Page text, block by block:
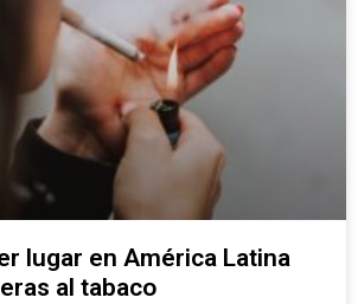
lugar en América Latina
al tabaco